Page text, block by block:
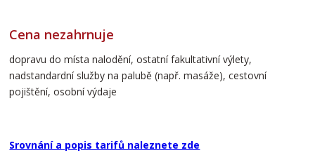
Cena nezahrnuje
dopravu do místa nalodění, ostatní fakultativní výlety,
nadstandardní služby na palubě (např. masáže), cestovní
pojištění, osobní výdaje
Srovnání a popis tarifů naleznete zde